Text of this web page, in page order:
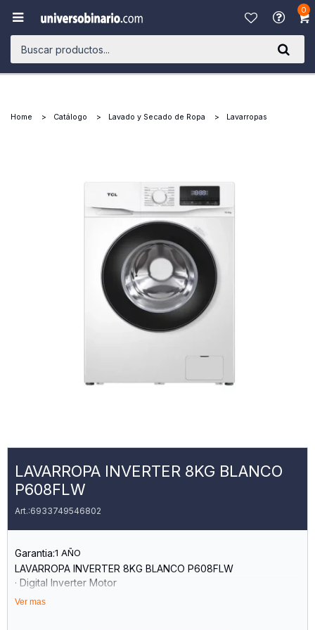
0

Home Catálogo Lavado y Secado de Ropa Lavarropas
LAVARROPA INVERTER 8KG BLANCO
P608FLW
6933749546802
Garantia:1 AÑO
LAVARROPA INVERTER 8KG BLANCO P608FLW
· Digital Inverter Motor
· Lavado a vapor
Ver mas